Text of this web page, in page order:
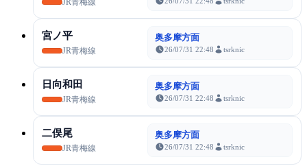
JR青梅線
宮ノ平
JR青梅線
奥多摩方面
26/07/31 22:48 tsrknic
日向和田
JR青梅線
奥多摩方面
26/07/31 22:48 tsrknic
二俣尾
JR青梅線
奥多摩方面
26/07/31 22:48 tsrknic